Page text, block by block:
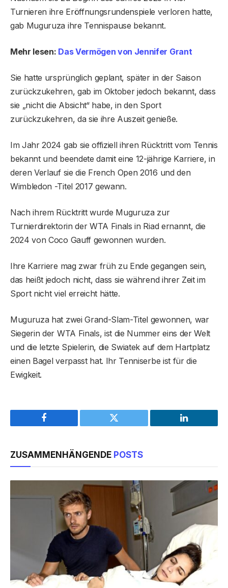
Turnieren ihre Eröffnungsrundenspiele verloren hatte,
gab Muguruza ihre Tennispause bekannt.
Mehr lesen: Das Vermögen von Jennifer Grant
Sie hatte ursprünglich geplant, später in der Saison
zurückzukehren, gab im Oktober jedoch bekannt, dass
sie „nicht die Absicht“ habe, in den Sport
zurückzukehren, da sie ihre Auszeit genieße.
Im Jahr 2024 gab sie offiziell ihren Rücktritt vom Tennis
bekannt und beendete damit eine 12-jährige Karriere, in
deren Verlauf sie die French Open 2016 und den
Wimbledon -Titel 2017 gewann.
Nach ihrem Rücktritt wurde Muguruza zur
Turnierdirektorin der WTA Finals in Riad ernannt, die
2024 von Coco Gauff gewonnen wurden.
Ihre Karriere mag zwar früh zu Ende gegangen sein,
das heißt jedoch nicht, dass sie während ihrer Zeit im
Sport nicht viel erreicht hätte.
Muguruza hat zwei Grand-Slam-Titel gewonnen, war
Siegerin der WTA Finals, ist die Nummer eins der Welt
und die letzte Spielerin, die Swiatek auf dem Hartplatz
einen Bagel verpasst hat. Ihr Tenniserbe ist für die
Ewigkeit.
Facebook Twitter LinkedIn
ZUSAMMENHÄNGENDE POSTS